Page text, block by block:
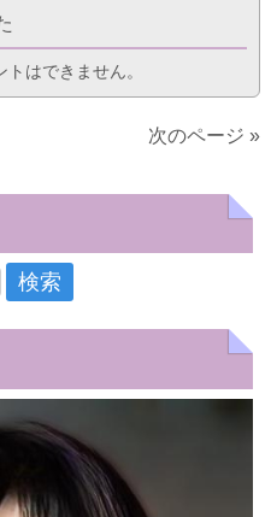
はできません。
次のページ »